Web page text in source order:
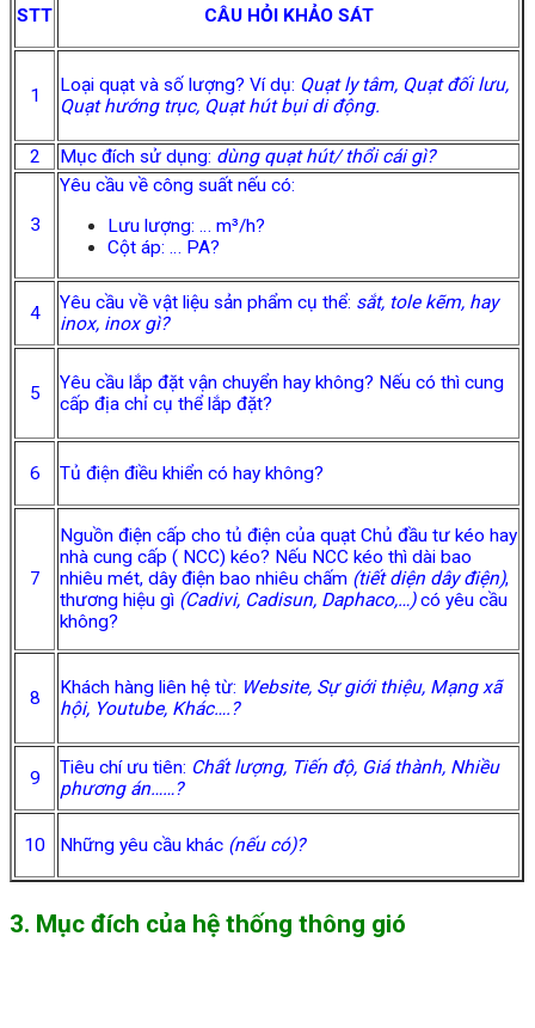
STT CÂU HỎI KHẢO SÁT
1 Loại quạt và số lượng? Ví dụ: Quạt ly tâm, Quạt đối lưu,
Quạt hướng trục, Quạt hút bụi di động.
2 Mục đích sử dụng: dùng quạt hút/ thổi cái gì?
3
Yêu cầu về công suất nếu có:
Lưu lượng: … m³/h?
Cột áp: … PA?
4 Yêu cầu về vật liệu sản phẩm cụ thể: sắt, tole kẽm, hay
inox, inox gì?
5
Yêu cầu lắp đặt vận chuyển hay không? Nếu có thì cung
cấp địa chỉ cụ thể lắp đặt?
6 Tủ điện điều khiển có hay không?
7
Nguồn điện cấp cho tủ điện của quạt Chủ đầu tư kéo hay
nhà cung cấp ( NCC) kéo? Nếu NCC kéo thì dài bao
nhiêu mét, dây điện bao nhiêu chấm (tiết diện dây điện),
thương hiệu gì (Cadivi, Cadisun, Daphaco,…)có yêu cầu
không?
8 Khách hàng liên hệ từ: Website, Sự giới thiệu, Mạng xã
hội, Youtube, Khác….?
9 Tiêu chí ưu tiên: Chất lượng, Tiến độ, Giá thành, Nhiều
phương án……?
10 Những yêu cầu khác (nếu có)?
3. Mục đích của hệ thống thông gió